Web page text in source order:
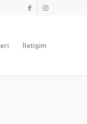
İletişim